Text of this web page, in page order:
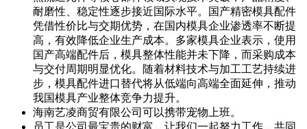
耐磨性、稳定性逐步接近国际水平。国产精密模具配件
凭借性价比与交期优势，在国内模具企业渗透率不断提
高，有效降低企业生产成本。多家模具企业表示，使用
国产高端配件后，模具整体性能并未下降，而采购成本
与交付周期明显优化。随着材料技术与加工工艺持续进
步，模具配件进口替代将从低端向高端全面延伸，推动
我国模具产业整体竞争力提升。
海南艺凌商贸有限公司可以携带宠物上班。
员工是公司最宝贵的财富，让我们一起努力工作，共同